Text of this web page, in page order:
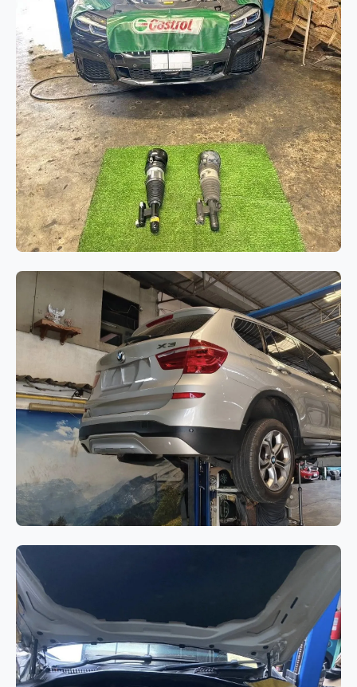
ช่วงล่างและเบรก
BMW Series 7 G12 เปลี่ยนโช๊คอัพถุง
ลมคู่หน้า แก้ไขปัญหาระบบช่วงล่าง
ทรุดและรถมีอาการเอียง
BMW Series 7 G12
เกียร์
BMW X3 F25 ไฟ Drivetrain
Warning แสดงผล พร้อมอาการเสียง
ดังจากระบบขับเคลื่อน 4 ล้อ (xDrive)